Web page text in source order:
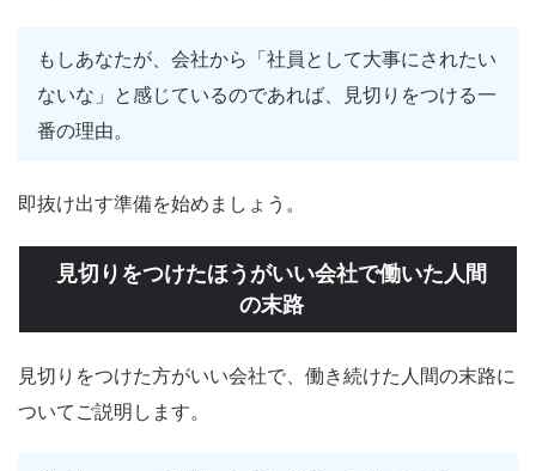
もしあなたが、会社から「社員として大事にされたい
ないな」と感じているのであれば、見切りをつける一
番の理由。
即抜け出す準備を始めましょう。
見切りをつけたほうがいい会社で働いた人間
の末路
見切りをつけた方がいい会社で、働き続けた人間の末路に
ついてご説明します。